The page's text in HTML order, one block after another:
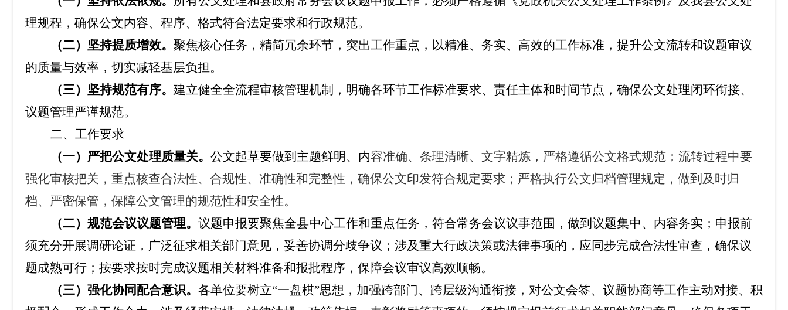
理规程，确保公文内容、程序、格式符合法定要求和行政规范。
（二）坚持提质增效。 聚焦核心任务，精简冗余环节，突出工作重点，以精准、 务实、 高效的工作标准，提升公文流转和议题审议
的质量与效率，切实减轻基层负担。
（三）坚持规范有序。 建立健全全流程审核管理机制，明确各环节工作标准要求、责任主体和时间节点，确保公文处理闭环衔接、
议题管理严谨规范。
二、工作要求
（一）严把公文处理质量关。 公文起草要做到主题鲜明、内容准确、条理清晰、文字精炼，严格遵循公文格式规范；流转过程中要
强化审核把关，重点核查合法性、合规性、准确性和完整性，确保公文印发符合规定要求；严格执行公文归档管理规定，做到及时归
档、 严密保管 ，保障公文管理的规范性和安全性。
（二）规范会议议题管理。 议题申报要聚焦全县中心工作和重点任务，符合常务会议议事范围，做到议题集中、内容务实；申报前
须充分开展调研论证，广泛征求相关部门意见，妥善协调分歧争议；涉及重大行政决策或法律事项的，应同步完成合法性审查，确保议
题成熟可行；按要求按时完成议题相关材料准备和报批程序，保障会议审议高效顺畅。
（三）强化协同配合意识。 各单位要树立“一盘棋”思想，加强跨部门、跨层级沟通衔接，对公文会签、议题协商等工作主动对接、积